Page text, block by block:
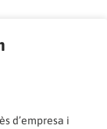
d’empresa i